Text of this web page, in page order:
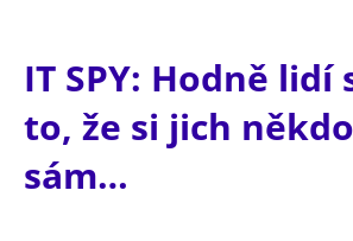
IT SPY: Hodně lidí
to, že si jich
sám…